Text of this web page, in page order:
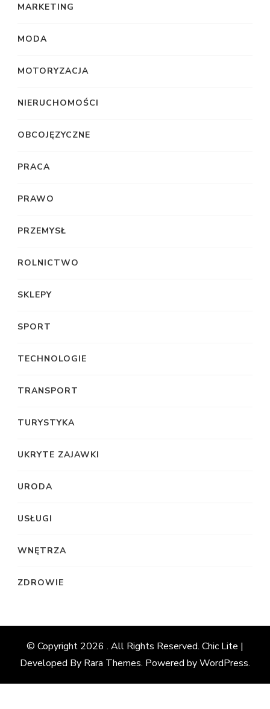
MARKETING
MODA
MOTORYZACJA
NIERUCHOMOŚCI
OBCOJĘZYCZNE
PRACA
PRAWO
PRZEMYSŁ
ROLNICTWO
SKLEPY
SPORT
TECHNOLOGIE
TRANSPORT
TURYSTYKA
UKRYTE ZAJAWKI
URODA
USŁUGI
WNĘTRZA
ZDROWIE
© Copyright 2026 . All Rights Reserved. Chic Lite |
Developed By Rara Themes. Powered byWordPress.